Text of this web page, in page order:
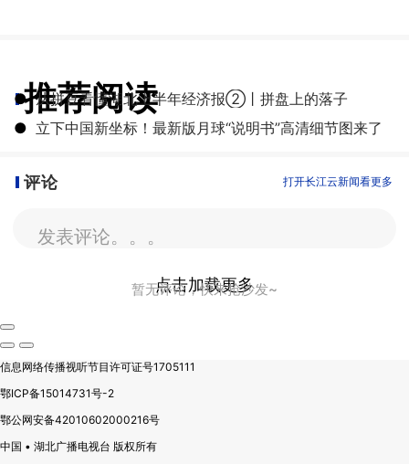
推荐阅读
● 从拼豆看懂湖北上半年经济报②丨拼盘上的落子
● 立下中国新坐标！最新版月球“说明书”高清细节图来了
评论 打开长江云新闻看更多
发表评论。。。
暂无评论，快来抢沙发~
点击加载更多
信息网络传播视听节目许可证号1705111
鄂ICP备15014731号-2
鄂公网安备42010602000216号
中国 • 湖北广播电视台 版权所有